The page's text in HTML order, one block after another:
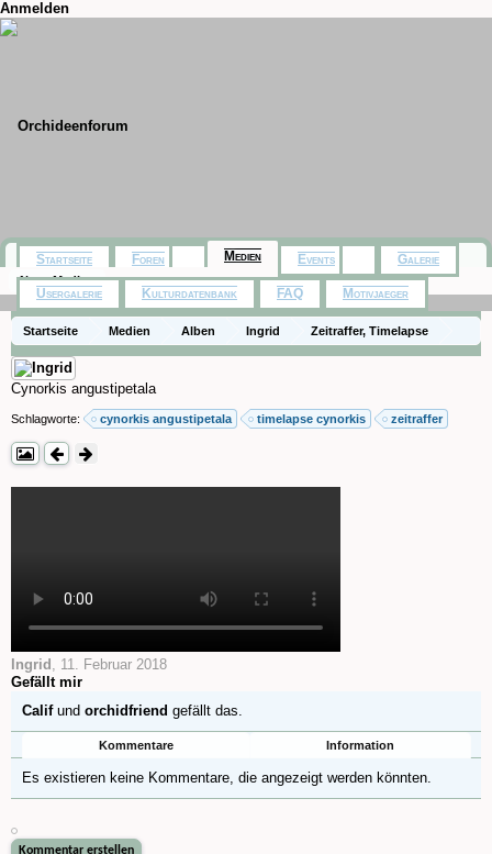
Anmelden
Startseite Medien Alben Ingrid Zeitraffer, Timelapse
Cynorkis angustipetala
Schlagworte: cynorkis angustipetala timelapse cynorkis zeitraffer
Ingrid , 11. Februar 2018
Gefällt mir
Califund orchidfriend gefällt das.
Kommentare Information
Es existieren keine Kommentare, die angezeigt werden könnten.
Startseite Foren Medien
Neue Medien
Events Galerie
Usergalerie Kulturdatenbank FAQ Motivjaeger